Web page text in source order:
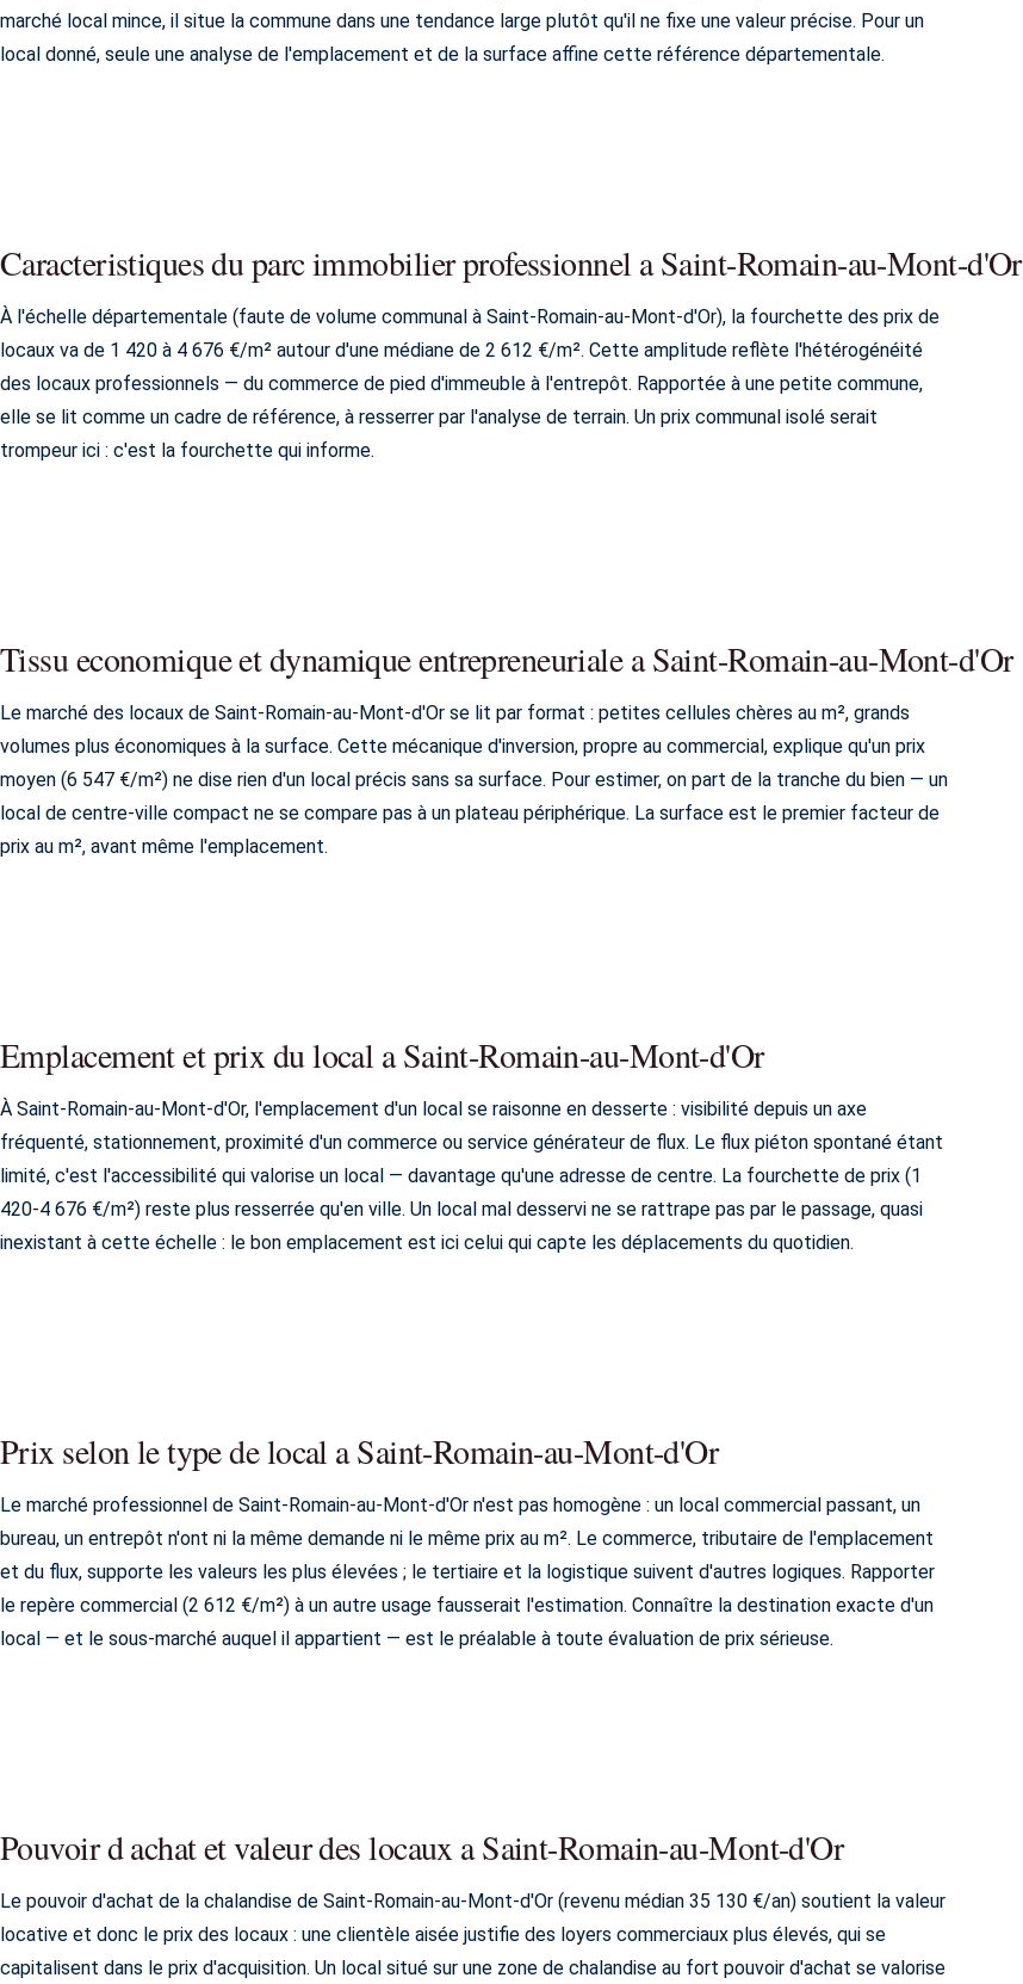
marché local mince, il situe la commune dans une tendance large plutôt qu'il ne fixe une valeur précise. Pour un
local donné, seule une analyse de l'emplacement et de la surface affine cette référence départementale.
Caracteristiques du parc immobilier professionnel a Saint-Romain-au-Mont-d'Or
À l'échelle départementale (faute de volume communal à Saint-Romain-au-Mont-d'Or), la fourchette des prix de
locaux va de 1 420 à 4 676 €/m² autour d'une médiane de 2 612 €/m². Cette amplitude reflète l'hétérogénéité
des locaux professionnels — du commerce de pied d'immeuble à l'entrepôt. Rapportée à une petite commune,
elle se lit comme un cadre de référence, à resserrer par l'analyse de terrain. Un prix communal isolé serait
trompeur ici : c'est la fourchette qui informe.
Tissu economique et dynamique entrepreneuriale a Saint-Romain-au-Mont-d'Or
Le marché des locaux de Saint-Romain-au-Mont-d'Or se lit par format : petites cellules chères au m², grands
volumes plus économiques à la surface. Cette mécanique d'inversion, propre au commercial, explique qu'un prix
moyen (6 547 €/m²) ne dise rien d'un local précis sans sa surface. Pour estimer, on part de la tranche du bien — un
local de centre-ville compact ne se compare pas à un plateau périphérique. La surface est le premier facteur de
prix au m², avant même l'emplacement.
Emplacement et prix du local a Saint-Romain-au-Mont-d'Or
À Saint-Romain-au-Mont-d'Or, l'emplacement d'un local se raisonne en desserte : visibilité depuis un axe
fréquenté, stationnement, proximité d'un commerce ou service générateur de flux. Le flux piéton spontané étant
limité, c'est l'accessibilité qui valorise un local — davantage qu'une adresse de centre. La fourchette de prix (1
420-4 676 €/m²) reste plus resserrée qu'en ville. Un local mal desservi ne se rattrape pas par le passage, quasi
inexistant à cette échelle : le bon emplacement est ici celui qui capte les déplacements du quotidien.
Prix selon le type de local a Saint-Romain-au-Mont-d'Or
Le marché professionnel de Saint-Romain-au-Mont-d'Or n'est pas homogène : un local commercial passant, un
bureau, un entrepôt n'ont ni la même demande ni le même prix au m². Le commerce, tributaire de l'emplacement
et du flux, supporte les valeurs les plus élevées ; le tertiaire et la logistique suivent d'autres logiques. Rapporter
le repère commercial (2 612 €/m²) à un autre usage fausserait l'estimation. Connaître la destination exacte d'un
local — et le sous-marché auquel il appartient — est le préalable à toute évaluation de prix sérieuse.
Pouvoir d achat et valeur des locaux a Saint-Romain-au-Mont-d'Or
Le pouvoir d'achat de la chalandise de Saint-Romain-au-Mont-d'Or (revenu médian 35 130 €/an) soutient la valeur
locative et donc le prix des locaux : une clientèle aisée justifie des loyers commerciaux plus élevés, qui se
capitalisent dans le prix d'acquisition. Un local situé sur une zone de chalandise au fort pouvoir d'achat se valorise